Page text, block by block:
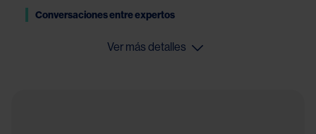
Conversaciones entre expertos
Ver más detalles